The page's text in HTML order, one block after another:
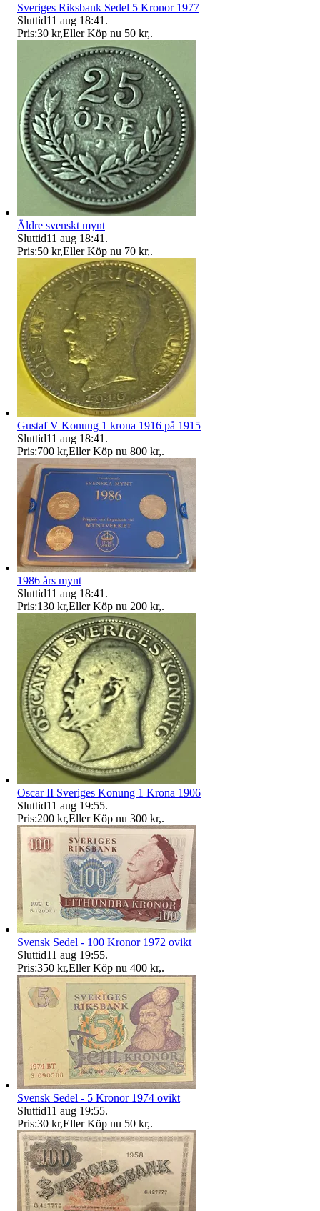
Sveriges Riksbank Sedel 5 Kronor 1977
Sluttid11 aug 18:41 .
Pris:30 kr,Eller Köp nu 50 kr,.
Äldre svenskt mynt
Sluttid11 aug 18:41 .
Pris:50 kr,Eller Köp nu 70 kr,.
Gustaf V Konung 1 krona 1916 på 1915
Sluttid11 aug 18:41 .
Pris:700 kr,Eller Köp nu 800 kr,.
1986 års mynt
Sluttid11 aug 18:41 .
Pris:130 kr,Eller Köp nu 200 kr,.
Oscar II Sveriges Konung 1 Krona 1906
Sluttid11 aug 19:55.
Pris:200 kr,Eller Köp nu 300 kr,.
Svensk Sedel - 100 Kronor 1972 ovikt
Sluttid11 aug 19:55.
Pris:350 kr,Eller Köp nu 400 kr,.
Svensk Sedel - 5 Kronor 1974 ovikt
Sluttid11 aug 19:55.
Pris:30 kr,Eller Köp nu 50 kr,.